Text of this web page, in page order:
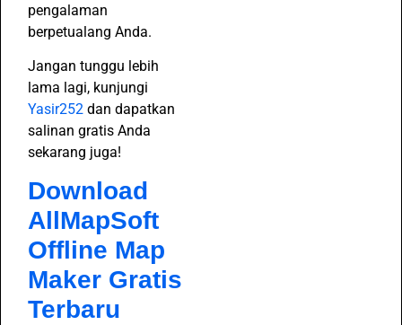
pengalaman
berpetualang Anda.
Jangan tunggu lebih
lama lagi, kunjungi
Yasir252 dan dapatkan
salinan gratis Anda
sekarang juga!
Download
AllMapSoft
Offline Map
Maker Gratis
Terbaru